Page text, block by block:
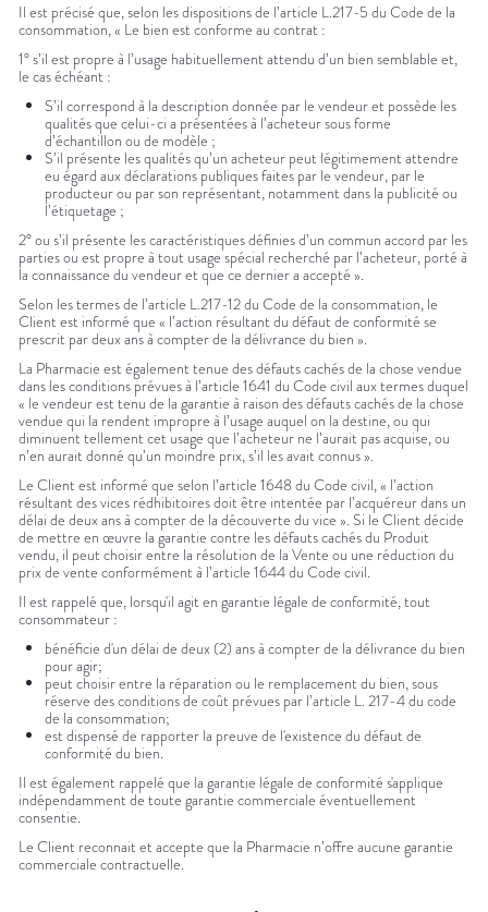
Il est précisé que, selon les dispositions de l’article L.217-5 du Code de la
consommation, « Le bien est conforme au contrat :
1° s’il est propre à l’usage habituellement attendu d’un bien semblable et,
le cas échéant :
S’il correspond à la description donnée par le vendeur et possède les
qualités que celui-ci a présentées à l’acheteur sous forme
d’échantillon ou de modèle ;
S’il présente les qualités qu’un acheteur peut légitimement attendre
eu égard aux déclarations publiques faites par le vendeur, par le
producteur ou par son représentant, notamment dans la publicité ou
l’étiquetage ;
2° ou s’il présente les caractéristiques définies d’un commun accord par les
parties ou est propre à tout usage spécial recherché par l’acheteur, porté à
la connaissance du vendeur et que ce dernier a accepté ».
Selon les termes de l’article L.217-12 du Code de la consommation, le
Client est informé que « l’action résultant du défaut de conformité se
prescrit par deux ans à compter de la délivrance du bien ».
La Pharmacie est également tenue des défauts cachés de la chose vendue
dans les conditions prévues à l’article 1641 du Code civil aux termes duquel
« le vendeur est tenu de la garantie à raison des défauts cachés de la chose
vendue qui la rendent impropre à l’usage auquel on la destine, ou qui
diminuent tellement cet usage que l’acheteur ne l’aurait pas acquise, ou
n’en aurait donné qu’un moindre prix, s’il les avait connus ».
Le Client est informé que selon l’article 1648 du Code civil, « l’action
résultant des vices rédhibitoires doit être intentée par l’acquéreur dans un
délai de deux ans à compter de la découverte du vice ». Si le Client décide
de mettre en œuvre la garantie contre les défauts cachés du Produit
vendu, il peut choisir entre la résolution de la Vente ou une réduction du
prix de vente conformément à l’article 1644 du Code civil.
Il est rappelé que, lorsqu'il agit en garantie légale de conformité, tout
consommateur :
bénéficie d'un délai de deux (2) ans à compter de la délivrance du bien
pour agir;
peut choisir entre la réparation ou le remplacement du bien, sous
réserve des conditions de coût prévues par l’article L. 217-4 du code
de la consommation;
est dispensé de rapporter la preuve de l'existence du défaut de
conformité du bien.
Il est également rappelé que la garantie légale de conformité s'applique
indépendamment de toute garantie commerciale éventuellement
consentie.
Le Client reconnait et accepte que la Pharmacie n’offre aucune garantie
commerciale contractuelle.